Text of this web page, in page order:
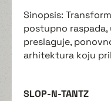
Sinopsis:
postupno raspada,
preslaguje,
arhitektura koju
SLOP-N-TANTZ